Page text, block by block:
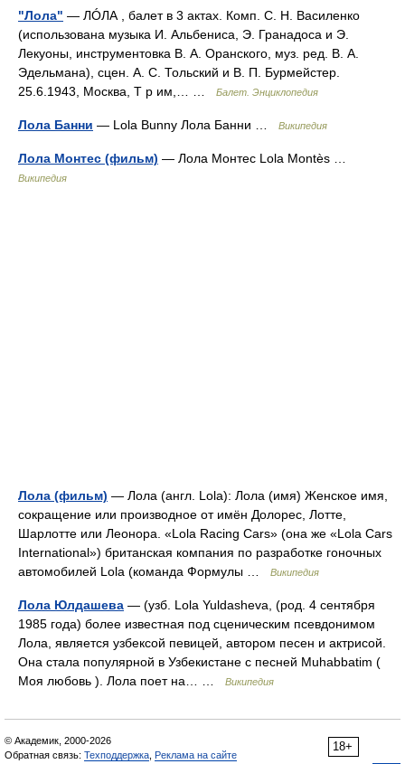
"Лола" — ЛÓЛА , балет в 3 актах. Комп. С. Н. Василенко
(использована музыка И. Альбениса, Э. Гранадоса и Э.
Лекуоны, инструментовка В. А. Оранского, муз. ред. В. А.
Эдельмана), сцен. A. C. Тольский и В. П. Бурмейстер.
25.6.1943, Москва, Т р им,… …
Балет. Энциклопедия
Лола Банни — Lola Bunny Лола Банни … Википедия
Лола Монтес (фильм) — Лола Монтес Lola Montès …
Википедия
Лола (фильм) — Лола (англ. Lola): Лола (имя) Женское имя,
сокращение или производное от имён Долорес, Лотте,
Шарлотте или Леонора. «Lola Racing Cars» (она же «Lola Cars
International») британская компания по разработке гоночных
автомобилей Lola (команда Формулы …
Википедия
Лола Юлдашева — (узб. Lola Yuldasheva, (род. 4 сентября
1985 года) более известная под сценическим псевдонимом
Лола, является узбексой певицей, автором песен и актрисой.
Она стала популярной в Узбекистане с песней Muhabbatim (
Моя любовь ). Лола поет на… …
Википедия
18+
© Академик, 2000-2026
Обратная связь: Техподдержка Реклама на сайте